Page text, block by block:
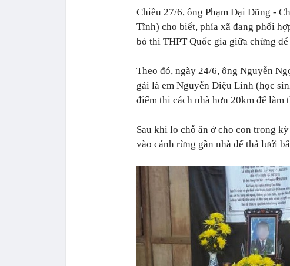
Chiều 27/6, ông Phạm Đại Dũng -
Tĩnh) cho biết, phía xã đang phối
bỏ thi THPT Quốc gia giữa chừng
Theo đó, ngày 24/6, ông Nguyễn
gái là em Nguyễn Diệu Linh (học
điểm thi cách nhà hơn 20km để làm
Sau khi lo chỗ ăn ở cho con trong
vào cánh rừng gần nhà để thả lưới